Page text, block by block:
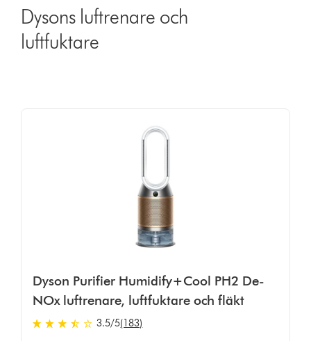
Dysons luftrenare och
luftfuktare
Dyson Purifier Humidify+Cool PH2 De-
NOx luftrenare, luftfuktare och fläkt
3.5 stjärnor av 5 från 183 Ratings
3.5/5(183)